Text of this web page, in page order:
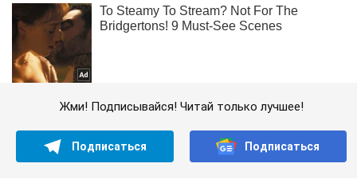
Жми! Подписывайся! Читай только лучшее!
Подписаться Подписаться